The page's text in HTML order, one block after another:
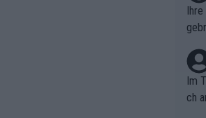
Im
ch